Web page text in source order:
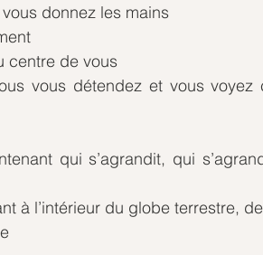
donnez les mains
centre de vous
vous détendez et vous
qui s’agrandit, qui
à l’intérieur du globe terrestre,